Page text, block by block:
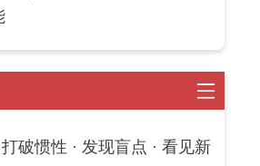
破惯性 · 发现盲点 · 看见新